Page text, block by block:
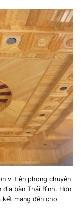
vị tiên phong chuyên
bàn Thái Bình. Hơn
mang đến cho